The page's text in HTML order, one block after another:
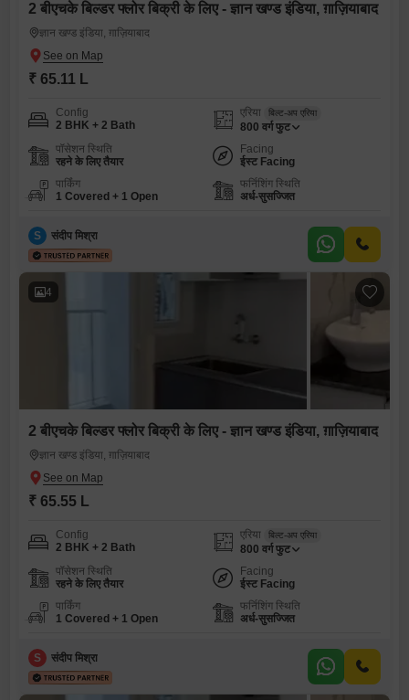
2 बीएचके बिल्डर फ्लोर बिक्री के लिए - ज्ञान खण्ड इंडिया, ग़ाज़ियाबाद
ज्ञान खण्ड इंडिया, ग़ाज़ियाबाद
₹ 65.11 L
Config
2 BHK + 2 Bath
एरिया बिल्ट-अप एरिया
800 वर्ग फुट
पॉसेशन स्थिति
रहने के लिए तैयार
Facing
ईस्ट Facing
पार्किंग
1 Covered + 1 Open
फर्निशिंग स्थिति
अर्ध-सुसज्जित
S संदीप मिश्रा
4
2 बीएचके बिल्डर फ्लोर बिक्री के लिए - ज्ञान खण्ड इंडिया, ग़ाज़ियाबाद
ज्ञान खण्ड इंडिया, ग़ाज़ियाबाद
₹ 65.55 L
Config
2 BHK + 2 Bath
एरिया बिल्ट-अप एरिया
800 वर्ग फुट
पॉसेशन स्थिति
रहने के लिए तैयार
Facing
ईस्ट Facing
पार्किंग
1 Covered + 1 Open
फर्निशिंग स्थिति
अर्ध-सुसज्जित
S संदीप मिश्रा